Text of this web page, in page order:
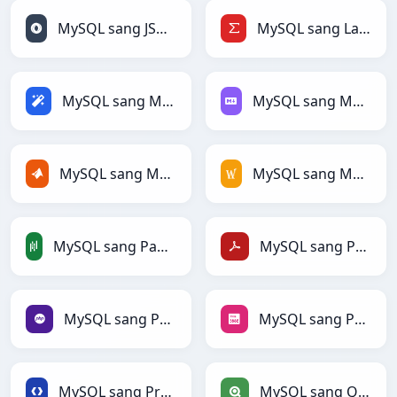
MySQL sang JSONLines MySQL sang LaTeX
MySQL sang Magic MySQL sang Markdown
MySQL sang MATLAB MySQL sang MediaWiki
MySQL sang PandasDataFrame MySQL sang PDF
MySQL sang PHP MySQL sang PNG
MySQL sang Protobuf MySQL sang Qlik